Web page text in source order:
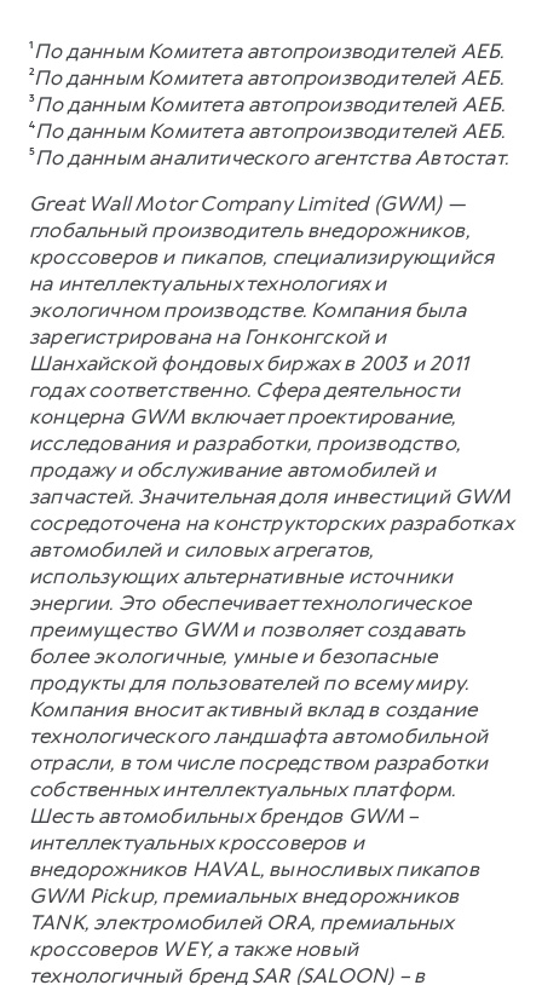
¹По данным Комитета автопроизводителей АЕБ.
²По данным Комитета автопроизводителей АЕБ.
³По данным Комитета автопроизводителей АЕБ.
⁴По данным Комитета автопроизводителей АЕБ.
⁵По данным аналитического агентства Автостат.
Great Wall Motor Company Limited (GWM) —
глобальный производитель внедорожников,
кроссоверов и пикапов, специализирующийся
на интеллектуальных технологиях и
экологичном производстве. Компания была
зарегистрирована на Гонконгской и
Шанхайской фондовых биржах в 2003 и 2011
годах соответственно. Сфера деятельности
концерна GWM включает проектирование,
исследования и разработки, производство,
продажу и обслуживание автомобилей и
запчастей. Значительная доля инвестиций GWM
сосредоточена на конструкторских разработках
автомобилей и силовых агрегатов,
использующих альтернативные источники
энергии. Это обеспечивает технологическое
преимущество GWM и позволяет создавать
более экологичные, умные и безопасные
продукты для пользователей по всему миру.
Компания вносит активный вклад в создание
технологического ландшафта автомобильной
отрасли, в том числе посредством разработки
собственных интеллектуальных платформ.
Шесть автомобильных брендов GWM –
интеллектуальных кроссоверов и
внедорожников HAVAL, выносливых пикапов
GWM Pickup, премиальных внедорожников
TANK, электромобилей ORA, премиальных
кроссоверов WEY, а также новый
технологичный бренд SAR (SALOON) – в